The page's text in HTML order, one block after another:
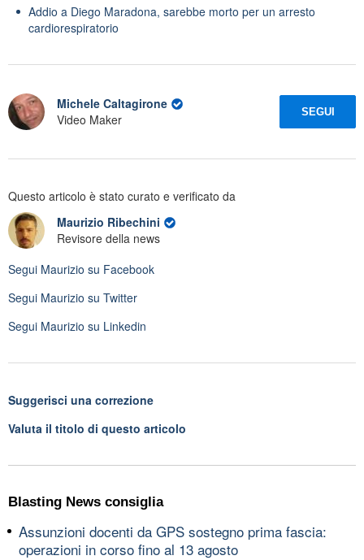
Addio a Diego Maradona, sarebbe morto per un arresto
cardiorespiratorio
Michele Caltagirone
Video Maker
SEGUI
Questo articolo è stato curato e verificato da
Maurizio Ribechini
Revisore della news
Segui Maurizio su Facebook
Segui Maurizio su Twitter
Segui Maurizio su Linkedin
Suggerisci una correzione
Valuta il titolo di questo articolo
Blasting News consiglia
Assunzioni docenti da GPS sostegno prima fascia:
operazioni in corso fino al 13 agosto